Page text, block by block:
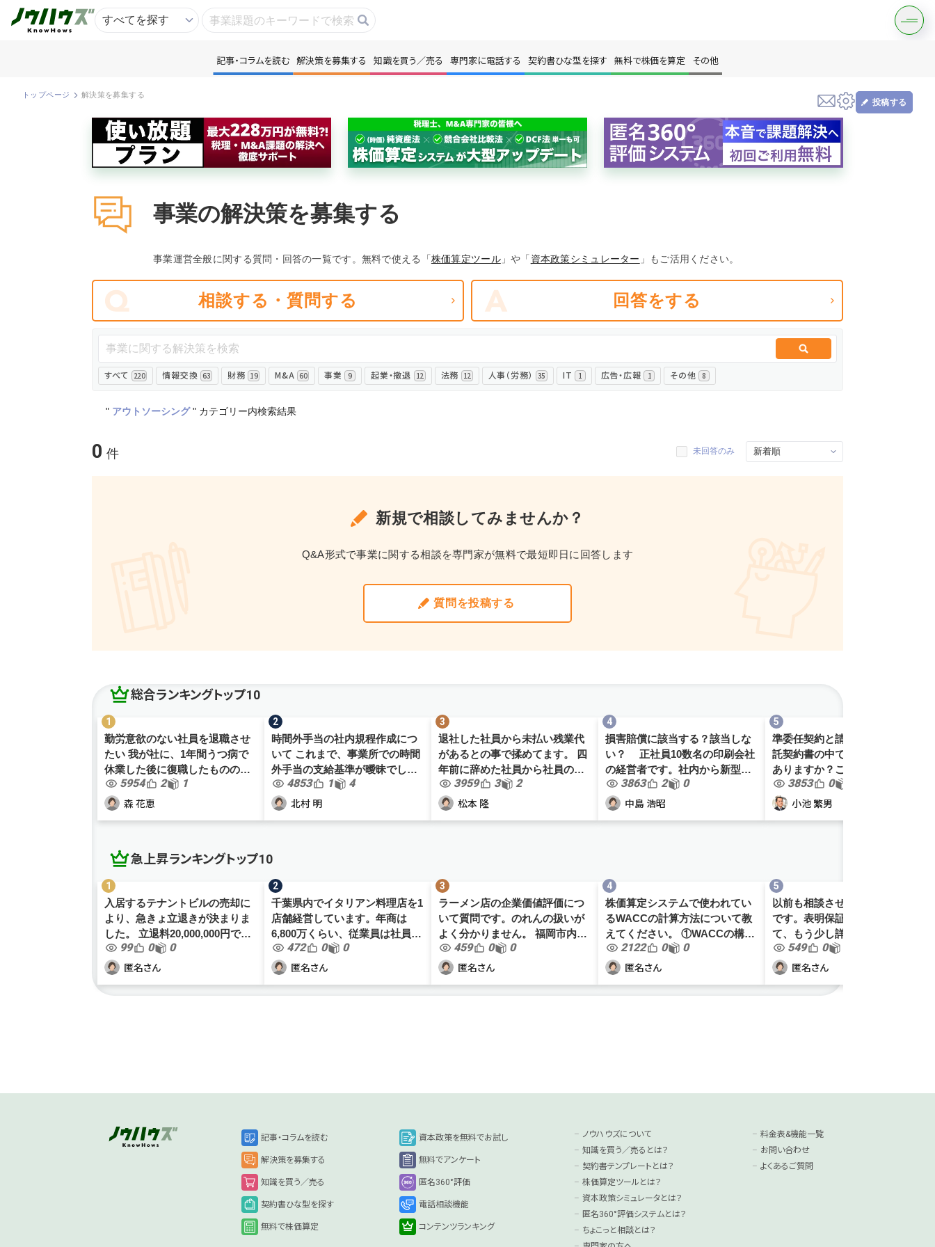
知識を買う／売る 契約書ひな型を探す
専門家に電話する 無料で株価を算定
資本政策を無料でお試し
新規会員登録
ログイン
記事・コラムを読む 解決策を募集する 知識を買う／売る 専門家に電話する 契約書ひな型を探す 無料で株価を算定 その他
トップページ 解決策を募集する
投稿する
事業の解決策を募集する
事業運営全般に関する質問・回答の一覧です。無料で使える「株価算定ツール」や「資本政策シミュレーター 」もご活用ください。
相談する・質問する 回答をする
すべて 220 情報交換 63 財務 19 M&A 60 事業 9 起業・撤退 12 法務 12 人事（労務） 35 IT 1 広告・広報 1 その他 8
" アウトソーシング" カテゴリー内検索結果
0 未回答のみ
新規で相談してみませんか？
Q&A形式で事業に関する相談を専門家が無料で最短即日に回答します
質問を投稿する
総合ランキングトップ10
勤労意欲のない社員を退職させ
たい 我が社に、1年間うつ病で
休業した後に復職したものの、
勤労意欲が全くなく、業務効率
が非常に悪い社員がおります。
5954 2 1
森 花恵
時間外手当の社内規程作成につ
いて これまで、事業所での時間
外手当の支給基準が曖昧でした
が、働き方改革関連法案もあり
色々と社内規程を見直すことに
4853 1 4
北村 明
退社した社員から未払い残業代
があるとの事で揉めてます。 四
年前に辞めた社員から社員の未
払いの残業代があるという事で
司法書士から封書が届きまし
3959 3 2
松本 隆
損害賠償に該当する？該当しな
い？ 正社員10数名の印刷会社
の経営者です。社内から新型コ
ロナウィルスの感染者が出て、
私を含めて社員のほとんどが濃
3863 2 0
中島 浩昭
準委任契約と請負契約は業務委
託契約書の中で明示する必要が
ありますか？これらが混在する
ような場合は契約書を分けるべ
きでしょうか？
3853 0
小池 繁男
急上昇ランキングトップ10
入居するテナントビルの売却に
より、急きょ立退きが決まりま
した。 立退料20,000,000円で間
も無く契約となりますが、当社
の規模においては大金の為、正
99 0 0
匿名さん
千葉県内でイタリアン料理店を1
店舗経営しています。年商は
6,800万くらい、従業員は社員2
名、パート・アルバイト8名で
す。 今、売却の話を進めている
472 0 0
匿名さん
ラーメン店の企業価値評価につ
いて質問です。のれんの扱いが
よく分かりません。 福岡市内で
ラーメン店を1店舗経営していま
す（個人事業主）。年商は4,300
459 0 0
匿名さん
株価算定システムで使われてい
るWACCの計算方法について教
えてください。 ①WACCの構成
要素である株主資本コストは、
以下をどのように設定されてい
2122 0 0
匿名さん
以前も相談させていただいた者
です。表明保証の範囲につい
て、もう少し詳しく知りたくて
再度投稿します。 名古屋市内で
イタリアンレストラン2店舗を経
9,500万くらい、従業員は社員
549 0
匿名さん
記事・コラムを読む
解決策を募集する
知識を買う／売る
契約書ひな型を探す
無料で株価算定
資本政策を無料でお試し
無料でアンケート
匿名360°評価
電話相談機能
コンテンツランキング
ノウハウズについて
知識を買う／売るとは？
契約書テンプレートとは？
株価算定ツールとは？
資本政策シミュレータとは？
匿名360°評価システムとは？
ちょこっと相談とは？
料金表&機能一覧
お問い合わせ
よくあるご質問